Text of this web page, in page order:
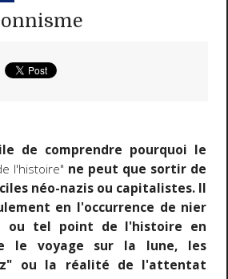
de comprendre pourquoi le
l'histoire" ne peut que sortir de
néo-nazis ou capitalistes. Il
en l'occurrence de nier
ou tel point de l'histoire en
le voyage sur la lune, les
ou la réalité de l'attentat